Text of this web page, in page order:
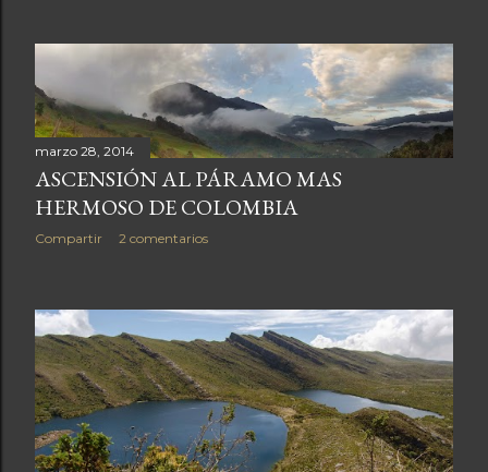
marzo 28, 2014
ASCENSIÓN AL PÁRAMO MAS
HERMOSO DE COLOMBIA
Compartir 2 comentarios